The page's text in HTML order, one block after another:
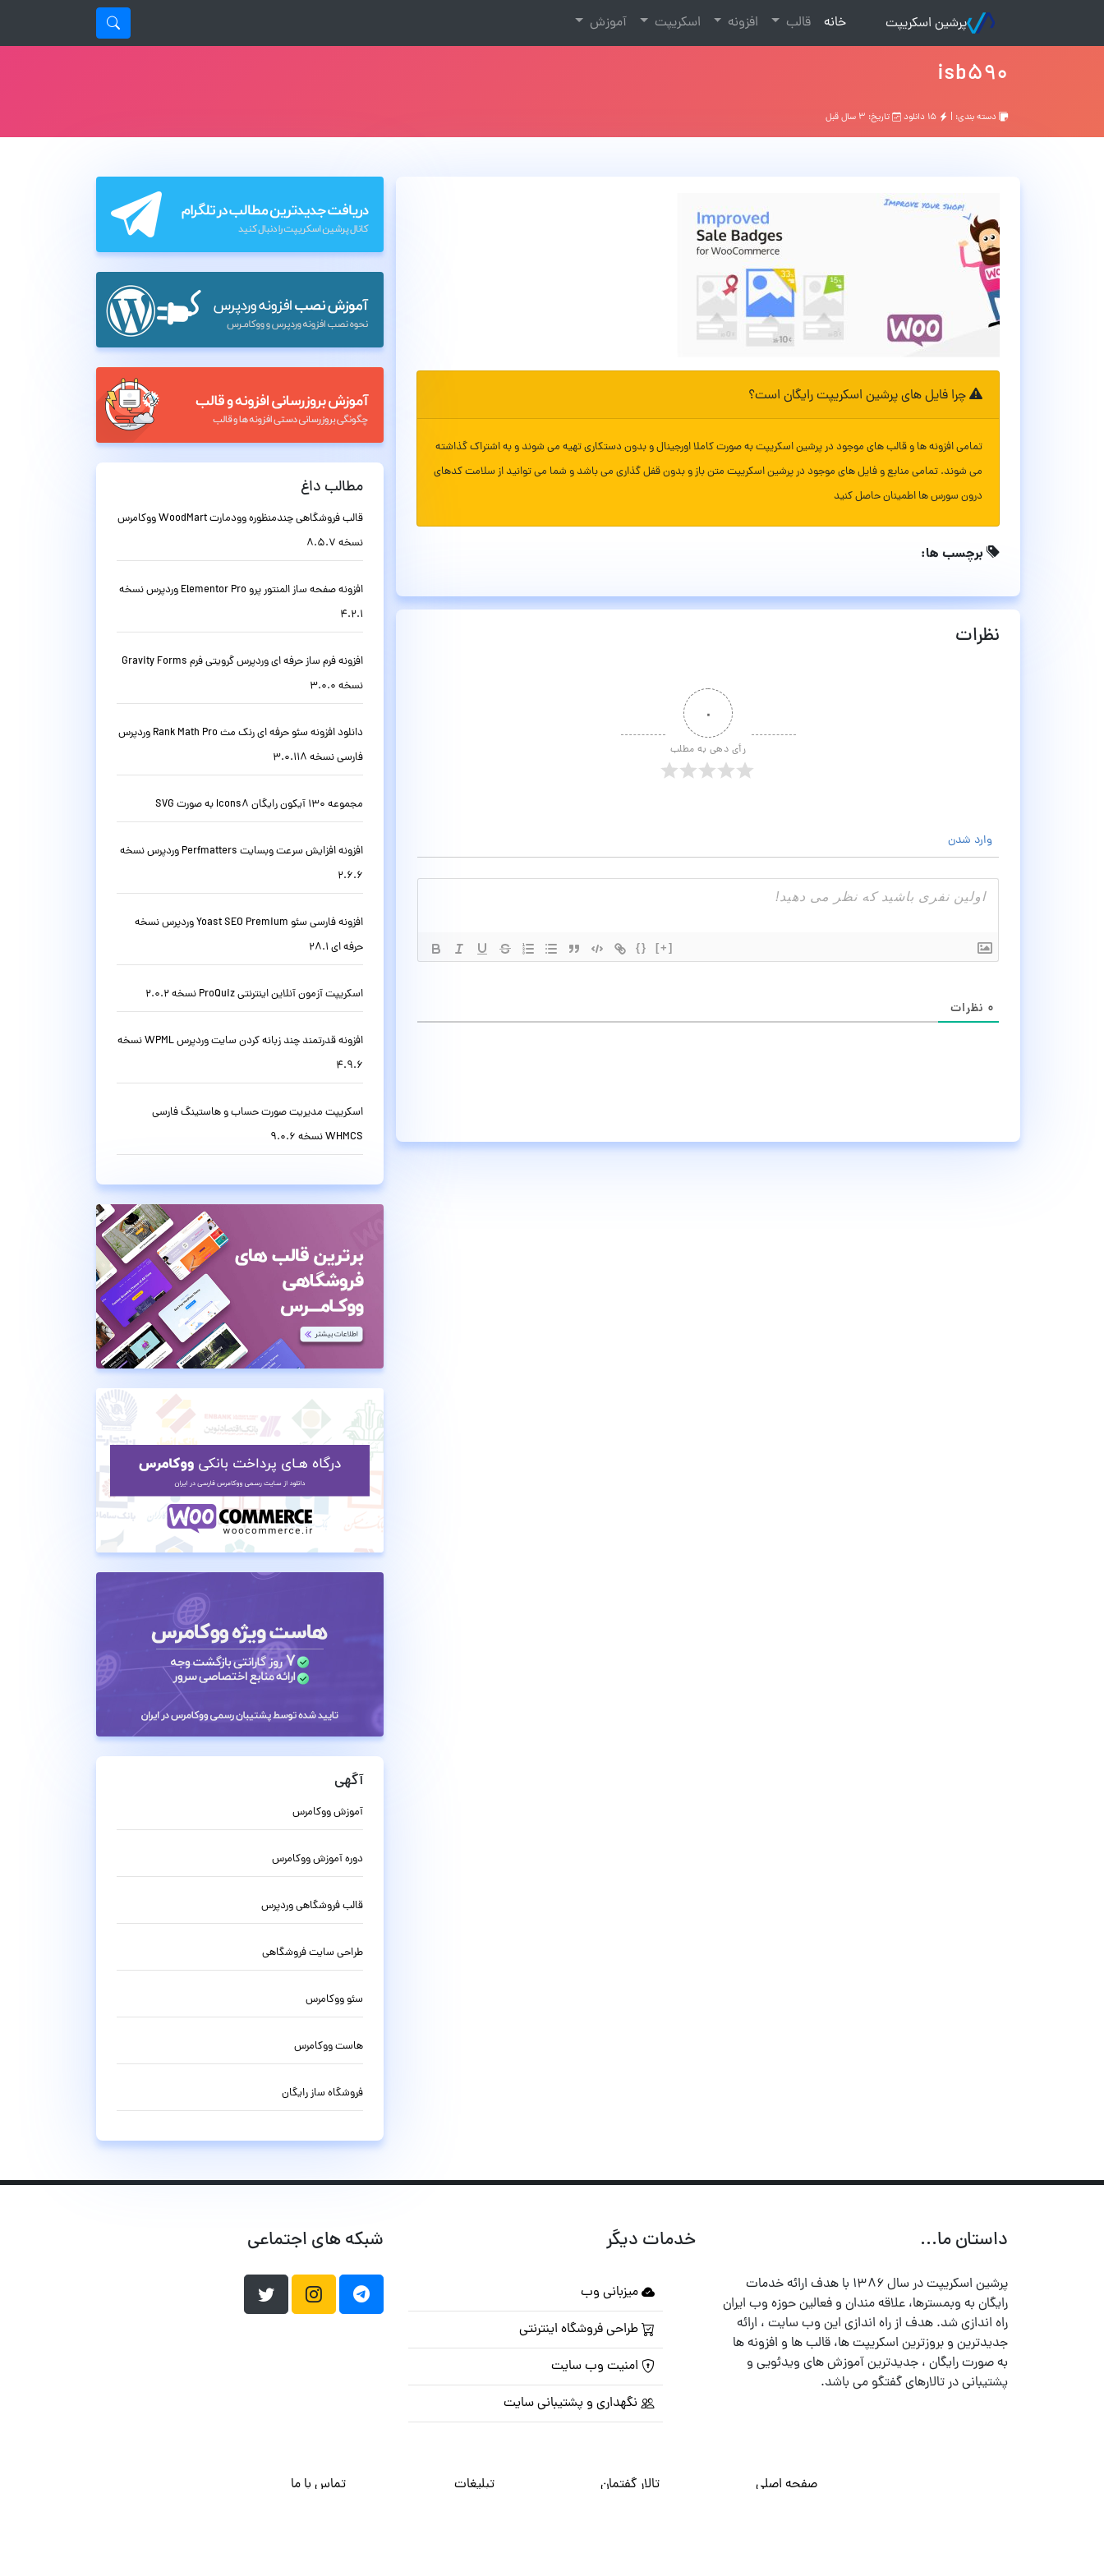
پرشین اسکریپت خانه
(current) قالب افزونه اسکریپت آموزش
isb590
دسته بندی: | تاریخ: ۳ سال قبل
چرا فایل های پرشین اسکریپت رایگان است؟
تمامی افزونه ها و قالب های موجود در پرشین اسکریپت به صورت کاملا اورجینال و بدون دستکاری تهیه می شوند و به اشتراک گذاشته
می شوند. تمامی منابع و فایل های موجود در پرشین اسکریپت متن باز و بدون قفل گذاری می باشد و شما می توانید از سلامت کدهای
درون سورس ها اطمینان حاصل کنید
برچسب ها:
نظرات
۰
رأی دهی به مطلب
وارد شدن
{} [+]
۰ نظرات
مطالب داغ
قالب فروشگاهی چندمنظوره وودمارت WoodMart ووکامرس
نسخه 8.5.7
افزونه صفحه ساز المنتور پرو Elementor Pro وردپرس نسخه
4.2.1
افزونه فرم ساز حرفه ای وردپرس گرویتی فرم Gravity Forms
نسخه 3.0.0
دانلود افزونه سئو حرفه ای رنک مث Rank Math Pro وردپرس
فارسی نسخه 3.0.118
مجموعه 130 آیکون رایگان Icons8 به صورت SVG
افزونه افزایش سرعت وبسایت Perfmatters وردپرس نسخه
2.6.6
افزونه فارسی سئو Yoast SEO Premium وردپرس نسخه
حرفه ای 28.1
اسکریپت آزمون آنلاین اینترنتی ProQuiz نسخه 2.0.2
افزونه قدرتمند چند زبانه کردن سایت وردپرس WPML نسخه
4.9.6
اسکریپت مدیریت صورت حساب و هاستینگ فارسی
WHMCS نسخه 9.0.6
آگهی
آموزش ووکامرس
دوره آموزش ووکامرس
قالب فروشگاهی وردپرس
طراحی سایت فروشگاهی
سئو ووکامرس
هاست ووکامرس
فروشگاه ساز رایگان
داستان ما...
پرشین اسکریپت در سال ۱۳۸۶ با هدف ارائه خدمات
رایگان به وبمسترها، علاقه مندان و فعالین حوزه وب ایران
راه اندازی شد. هدف از راه اندازی این وب سایت ، ارائه
جدیدترین و بروزترین اسکریپت ها، قالب ها و افزونه ها
به صورت رایگان ، جدیدترین آموزش های ویدئویی و
پشتیبانی در تالارهای گفتگو می باشد.
خدمات دیگر
میزبانی وب
طراحی فروشگاه اینترنتی
امنیت وب سایت
نگهداری و پشتیبانی سایت
شبکه های اجتماعی
صفحه اصلی تالار گفتمان تبلیغات تماس با ما